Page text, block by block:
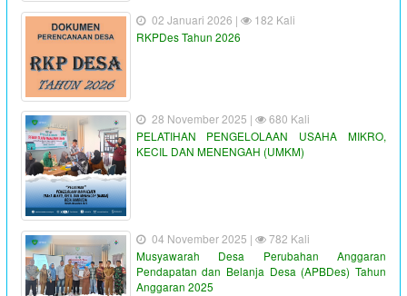
02 Januari 2026 |
182 Kali
RKPDes Tahun 2026
28 November 2025 |
680 Kali
PELATIHAN PENGELOLAAN USAHA MIKRO,
KECIL DAN MENENGAH (UMKM)
04 November 2025 |
782 Kali
Musyawarah Desa Perubahan Anggaran
Pendapatan dan Belanja Desa (APBDes) Tahun
Anggaran 2025